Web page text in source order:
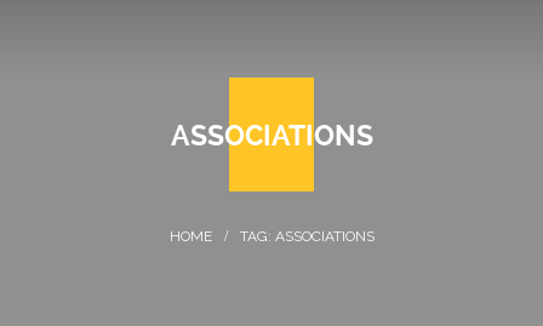
ASSOCIATIONS
TAG: ASSOCIATIONS